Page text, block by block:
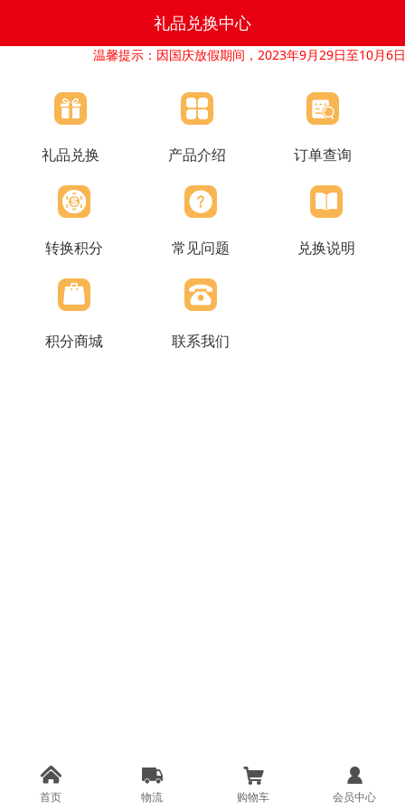
礼品兑换中心
温馨提示：因国庆放假期间，2023年9月29日至10月6
礼品兑换 产品介绍 订单查询
转换积分 常见问题 兑换说明
积分商城 联系我们

首页

物流

购物车

会员中心